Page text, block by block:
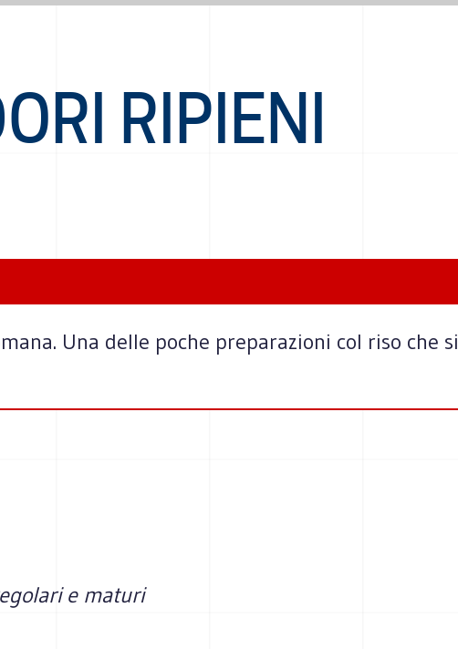
RIPIENI
Una delle poche preparazioni col riso che si
e maturi